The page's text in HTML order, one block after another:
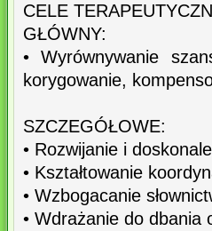
CELE
GŁÓWNY:
• Wyrównywanie
korygowanie,
SZCZEGÓŁOWE:
• Rozwijanie i
• Kształtowanie
• Wzbogacanie
• Wdrażanie do dbania